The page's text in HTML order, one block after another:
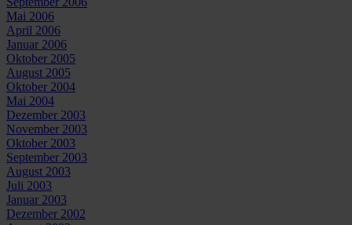
Mai 2006
April 2006
Januar 2006
Oktober 2005
August 2005
Oktober 2004
Mai 2004
Dezember 2003
November 2003
Oktober 2003
September 2003
August 2003
Juli 2003
Januar 2003
Dezember 2002